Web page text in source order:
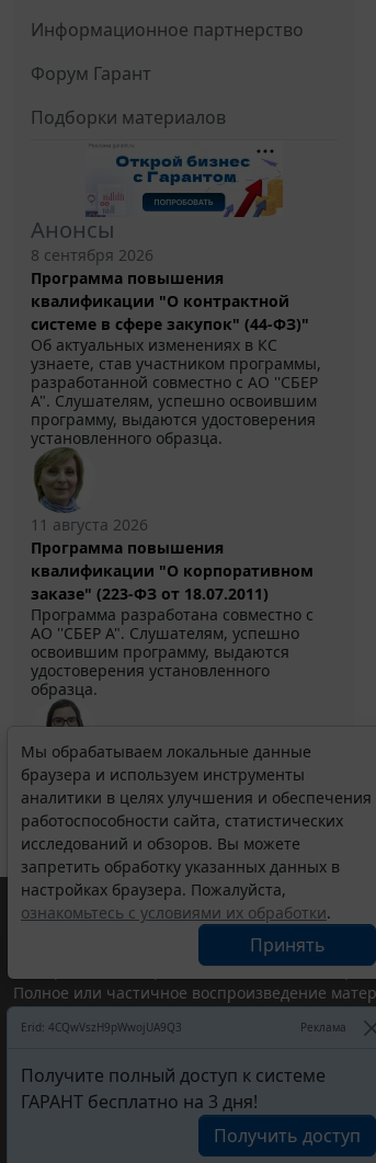
Информационное партнерство
Форум Гарант
Подборки материалов
Анонсы
8 сентября 2026
Программа повышения
квалификации "О контрактной
системе в сфере закупок" (44-ФЗ)"
Об актуальных изменениях в КС
узнаете, став участником программы,
разработанной совместно с АО ''СБЕР
А". Слушателям, успешно освоившим
программу, выдаются удостоверения
установленного образца.
11 августа 2026
Программа повышения
квалификации "О корпоративном
заказе" (223-ФЗ от 18.07.2011)
Программа разработана совместно с
АО ''СБЕР А". Слушателям, успешно
освоившим программу, выдаются
удостоверения установленного
образца.
Выберите тему программы повышения квалификации
для юристов ...
Мы обрабатываем локальные данные
браузера и используем инструменты
аналитики в целях улучшения и обеспечения
работоспособности сайта, статистических
исследований и обзоров. Вы можете
запретить обработку указанных данных в
настройках браузера. Пожалуйста,
ознакомьтесь с условиями их обработки.
Принять
Erid: 4CQwVszH9pWwojUA9Q3 Реклама
Получите полный доступ к системе
ГАРАНТ бесплатно на 3 дня!
Получить доступ
© ООО "НПП "ГАРАНТ-СЕРВИС", 2026. Система
участниками Российской ассоциации
Все права на материалы сайта ГАРАНТ.РУ
Полное или частичное воспроизведение
Портал ГАРАНТ.РУ зарегистрирован в
надзору в сфере связи,информационных
(Роскомнадзором), Эл № ФС77-58365 от 18
ООО "НПП "ГАРАНТ-СЕРВИС", 119234, г.
Разработчик ЭПС Система ГАРАНТ – ООО "НПП "